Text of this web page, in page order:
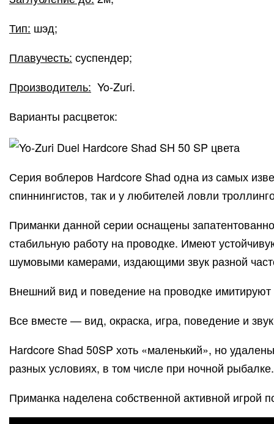
Тип: шэд;
Плавучесть: суспендер;
Производитель: Yo-Zuri.
Варианты расцветок:
Серия воблеров Hardcore Shad одна из самых
спиннингистов, так и у любителей ловли
Приманки данной серии оснащены
стабильную работу на проводке. Имеют
шумовыми камерами, издающими звук разной
Внешний вид и поведение на проводке
Все вместе — вид, окраска, игра, поведение и
Hardcore Shad 50SP хоть «маленький», но
разных условиях, в том числе при ночной
Приманка наделена собственной активной игрой